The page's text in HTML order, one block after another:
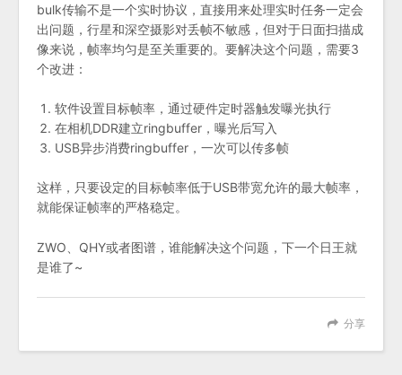
bulk传输不是一个实时协议，直接用来处理实时任务一定会
出问题，行星和深空摄影对丢帧不敏感，但对于日面扫描成
像来说，帧率均匀是至关重要的。要解决这个问题，需要3
个改进：
软件设置目标帧率，通过硬件定时器触发曝光执行
在相机DDR建立ringbuffer，曝光后写入
USB异步消费ringbuffer，一次可以传多帧
这样，只要设定的目标帧率低于USB带宽允许的最大帧率，
就能保证帧率的严格稳定。
ZWO、QHY或者图谱，谁能解决这个问题，下一个日王就
是谁了~
分享